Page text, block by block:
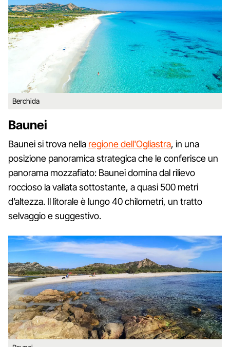
Berchida
Baunei
Baunei si trova nella regione dell'Ogliastra, in una
posizione panoramica strategica che le conferisce un
panorama mozzafiato: Baunei domina dal rilievo
roccioso la vallata sottostante, a quasi 500 metri
d’altezza. Il litorale è lungo 40 chilometri, un tratto
selvaggio e suggestivo.